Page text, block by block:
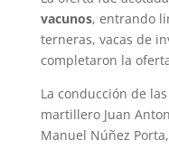
vacunos, entrando
terneras, vacas de
completaron la
La conducción de
martillero Juan
Manuel Núñez